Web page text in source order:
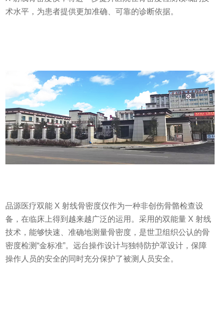
术水平，为患者提供更加准确、可靠的诊断依据。
品源医疗双能 X 射线骨密度仪作为一种非创伤骨骼检查设
备，在临床上得到越来越广泛的运用。采用的双能量 X 射线
技术，能够快速、准确地测量骨密度，是世卫组织公认的骨
密度检测“金标准”。远台操作设计与独特防护罩设计，保障
操作人员的安全的同时充分保护了被测人员安全。